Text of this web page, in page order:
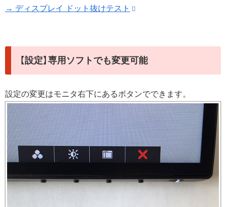
→ ディスプレイ ドット抜けテスト
【設定】専用ソフトでも変更可能
設定の変更はモニタ右下にあるボタンでできます。